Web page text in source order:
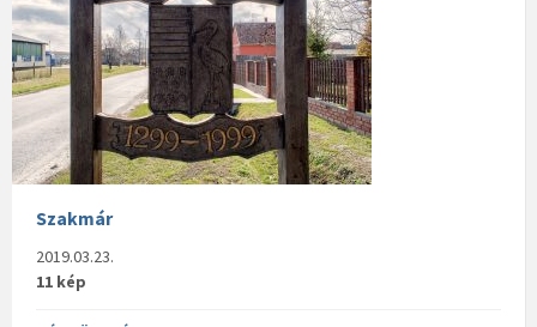
Szakmár
2019.03.23.
11 kép